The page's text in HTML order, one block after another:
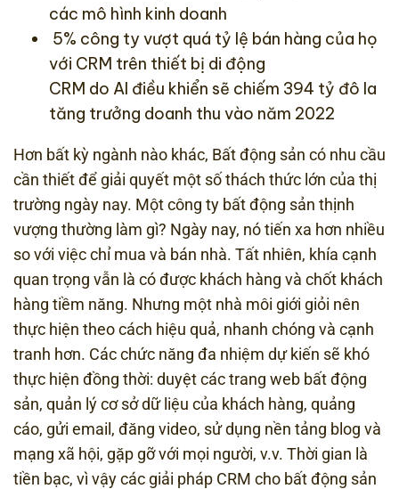
các mô hình kinh doanh
5% công ty vượt quá tỷ lệ bán hàng của họ
với CRM trên thiết bị di động
CRM do AI điều khiển sẽ chiếm 394 tỷ đô la
tăng trưởng doanh thu vào năm 2022
Hơn bất kỳ ngành nào khác, Bất động sản có nhu cầu
cần thiết để giải quyết một số thách thức lớn của thị
trường ngày nay. Một công ty bất động sản thịnh
vượng thường làm gì? Ngày nay, nó tiến xa hơn nhiều
so với việc chỉ mua và bán nhà. Tất nhiên, khía cạnh
quan trọng vẫn là có được khách hàng và chốt khách
hàng tiềm năng. Nhưng một nhà môi giới giỏi nên
thực hiện theo cách hiệu quả, nhanh chóng và cạnh
tranh hơn. Các chức năng đa nhiệm dự kiến ​​sẽ khó
thực hiện đồng thời: duyệt các trang web bất động
sản, quản lý cơ sở dữ liệu của khách hàng, quảng
cáo, gửi email, đăng video, sử dụng nền tảng blog và
mạng xã hội, gặp gỡ với mọi người, v.v. Thời gian là
tiền bạc, vì vậy các giải pháp CRM cho bất động sản